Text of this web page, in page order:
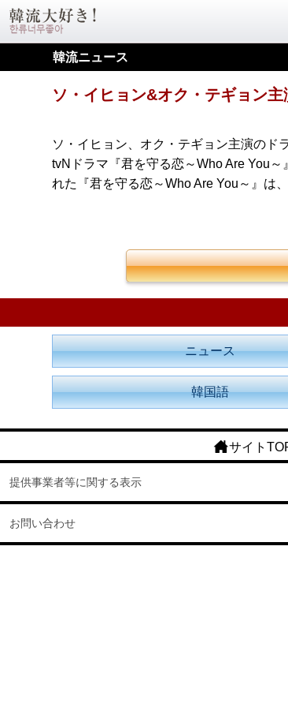
韓流ニュース
ソ・イヒョン&オク・テギョン
ソ・イヒョン、オク・テギョン主演のド
tvNドラマ『君を守る恋～Who Are You
れた『君を守る恋～Who Are You～』は、
ニュース
韓国語
サイト
提供事業者等に関する表示
お問い合わせ